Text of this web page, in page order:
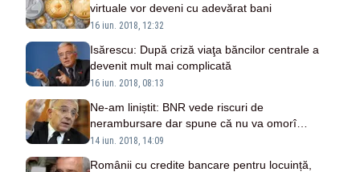
virtuale vor deveni cu adevărat bani
16 iun. 2018, 12:32
Isărescu: După criză viaţa băncilor centrale a
devenit mult mai complicată
16 iun. 2018, 08:13
Ne-am liniștit: BNR vede riscuri de
nerambursare dar spune că nu va omorî
creditul ipotecar
14 iun. 2018, 14:09
Românii cu credite bancare pentru locuință,